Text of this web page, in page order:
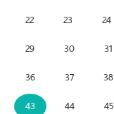
22
23 24
29
30 31
36
37 38
43
44 45